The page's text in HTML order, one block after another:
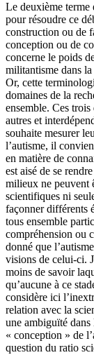
Le deuxième terme
pour résoudre ce
construction ou de
conception ou de
concerne le poids
militantisme dans
Or, cette
domaines de la
ensemble. Ces
autres et
souhaite mesurer
l’autisme, il
en matière de
est aisé de se
milieux ne peuvent
scientifiques ni
façonner différents
tous ensemble
compréhension ou
donné que
visions de celui-ci.
moins de savoir
qu’aucune à ce
considère ici
relation avec la
une ambiguïté
« conception » de
question du ratio